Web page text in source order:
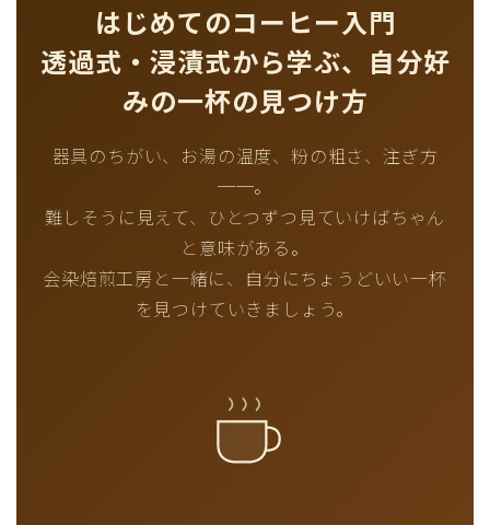
はじめてのコーヒー入門
透過式・浸漬式から学ぶ、自分好
みの一杯の見つけ方
器具のちがい、お湯の温度、粉の粗さ、注ぎ方
──。
難しそうに見えて、ひとつずつ見ていけばちゃん
と意味がある。
会染焙煎工房と一緒に、自分にちょうどいい一杯
を見つけていきましょう。